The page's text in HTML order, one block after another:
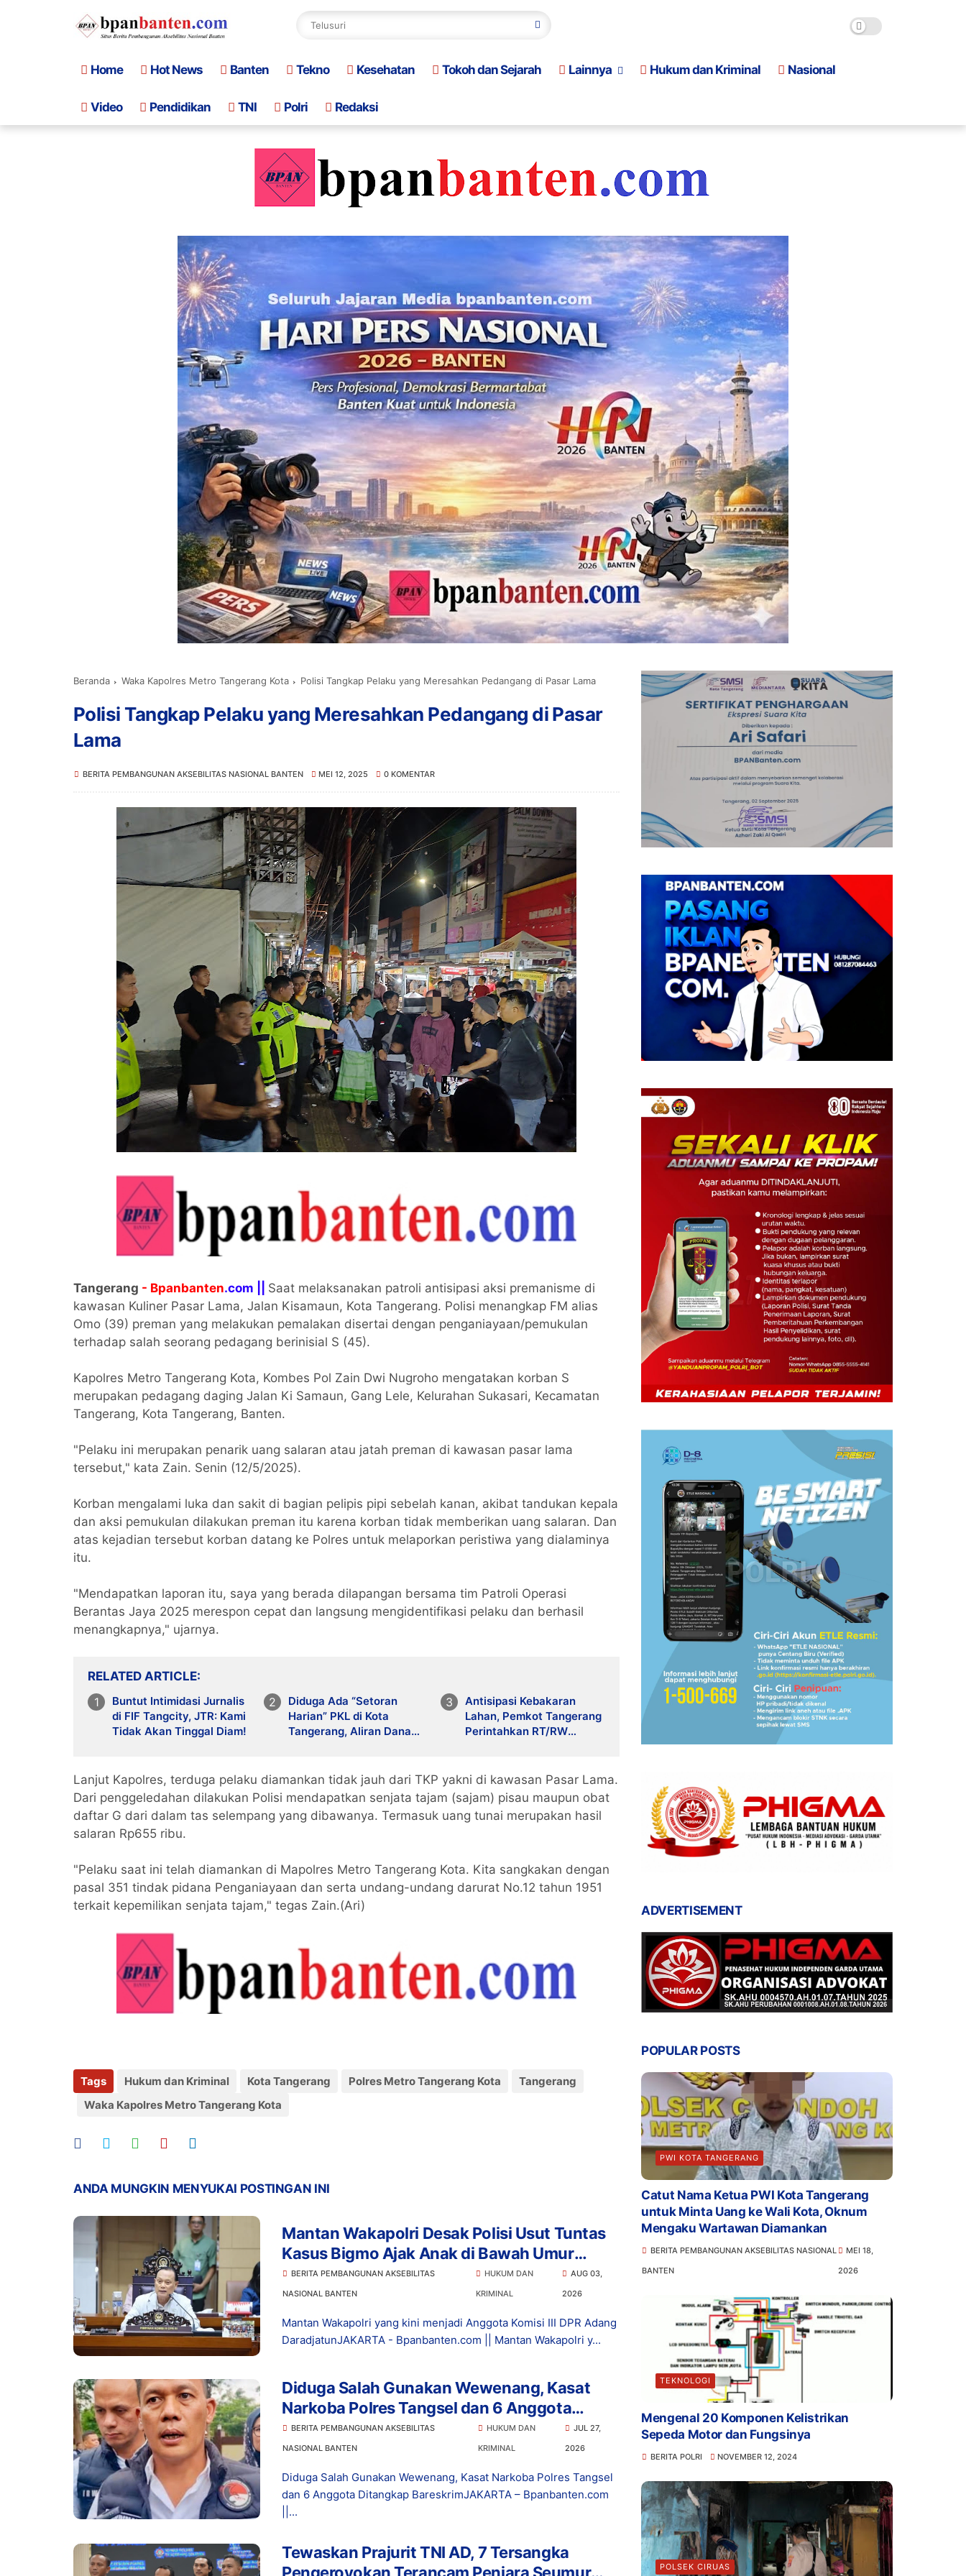
Home Hot News Banten Tekno Kesehatan Tokoh dan Sejarah Lainnya Hukum dan Kriminal Nasional
Video Pendidikan TNI Polri Redaksi
Beranda Waka Kapolres Metro Tangerang Kota Polisi Tangkap Pelaku yang Meresahkan Pedangang di Pasar Lama
Polisi Tangkap Pelaku yang Meresahkan Pedangang di Pasar
Lama
BERITA PEMBANGUNAN AKSEBILITAS NASIONAL BANTEN MEI 12, 2025 0 KOMENTAR
Tangerang - Bpanbanten.com || Saat melaksanakan patroli antisipasi aksi premanisme di
kawasan Kuliner Pasar Lama, Jalan Kisamaun, Kota Tangerang. Polisi menangkap FM alias
Omo (39) preman yang melakukan pemalakan disertai dengan penganiayaan/pemukulan
terhadap salah seorang pedagang berinisial S (45).
Kapolres Metro Tangerang Kota, Kombes Pol Zain Dwi Nugroho mengatakan korban S
merupakan pedagang daging Jalan Ki Samaun, Gang Lele, Kelurahan Sukasari, Kecamatan
Tangerang, Kota Tangerang, Banten.
"Pelaku ini merupakan penarik uang salaran atau jatah preman di kawasan pasar lama
tersebut," kata Zain. Senin (12/5/2025).
Korban mengalami luka dan sakit di bagian pelipis pipi sebelah kanan, akibat tandukan kepala
dan aksi pemukulan dilakukan preman itu karena korban tidak memberikan uang salaran. Dan
atas kejadian tersebut korban datang ke Polres untuk melaporkan peristiwa yang dialaminya
itu.
"Mendapatkan laporan itu, saya yang berada dilapangan bersama tim Patroli Operasi
Berantas Jaya 2025 merespon cepat dan langsung mengidentifikasi pelaku dan berhasil
menangkapnya," ujarnya.
RELATED ARTICLE
Buntut Intimidasi Jurnalis
di FIF Tangcity, JTR: Kami
Tidak Akan Tinggal Diam!
Diduga Ada “Setoran
Harian” PKL di Kota
Tangerang, Aliran Dana
Antisipasi Kebakaran
Lahan, Pemkot Tangerang
Perintahkan RT/RW
Lanjut Kapolres, terduga pelaku diamankan tidak jauh dari TKP yakni di kawasan Pasar Lama.
Dari penggeledahan dilakukan Polisi mendapatkan senjata tajam (sajam) pisau maupun obat
daftar G dari dalam tas selempang yang dibawanya. Termasuk uang tunai merupakan hasil
salaran Rp655 ribu.
"Pelaku saat ini telah diamankan di Mapolres Metro Tangerang Kota. Kita sangkakan dengan
pasal 351 tindak pidana Penganiayaan dan serta undang-undang darurat No.12 tahun 1951
terkait kepemilikan senjata tajam," tegas Zain.(Ari)
Tags Hukum dan Kriminal Kota Tangerang Polres Metro Tangerang Kota
Tangerang
Waka Kapolres Metro Tangerang Kota
ANDA MUNGKIN MENYUKAI POSTINGAN INI
Mantan Wakapolri Desak Polisi Usut Tuntas
Kasus Bigmo Ajak Anak di Bawah Umur
Promosikan Vape
BERITA PEMBANGUNAN AKSEBILITAS
NASIONAL BANTEN
HUKUM DAN
KRIMINAL
AUG 03,
2026
Mantan Wakapolri yang kini menjadi Anggota Komisi III DPR Adang
DaradjatunJAKARTA - Bpanbanten.com || Mantan Wakapolri y...
Diduga Salah Gunakan Wewenang, Kasat
Narkoba Polres Tangsel dan 6 Anggota
Ditangkap Bareskrim
BERITA PEMBANGUNAN AKSEBILITAS
NASIONAL BANTEN
HUKUM DAN
KRIMINAL
JUL 27,
2026
Diduga Salah Gunakan Wewenang, Kasat Narkoba Polres Tangsel
dan 6 Anggota Ditangkap BareskrimJAKARTA – Bpanbanten.com
||...
Tewaskan Prajurit TNI AD, 7 Tersangka
ADVERTISEMENT
POPULAR POSTS
PWI KOTA TANGERANG
Catut Nama Ketua PWI Kota Tangerang
untuk Minta Uang ke Wali Kota, Oknum
Mengaku Wartawan Diamankan
BERITA PEMBANGUNAN AKSEBILITAS NASIONAL
BANTEN
MEI 18,
2026
TEKNOLOGI
Mengenal 20 Komponen Kelistrikan
Sepeda Motor dan Fungsinya
BERITA POLRI NOVEMBER 12, 2024
POLSEK CIRUAS